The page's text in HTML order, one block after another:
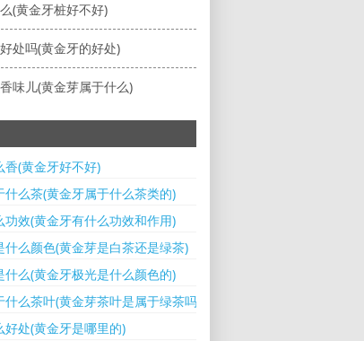
(黄金牙桩好不好)
处吗(黄金牙的好处)
味儿(黄金芽属于什么)
香(黄金牙好不好)
什么茶(黄金牙属于什么茶类的)
功效(黄金牙有什么功效和作用)
什么颜色(黄金芽是白茶还是绿茶)
什么(黄金牙极光是什么颜色的)
么茶叶(黄金芽茶叶是属于绿茶吗)
好处(黄金牙是哪里的)